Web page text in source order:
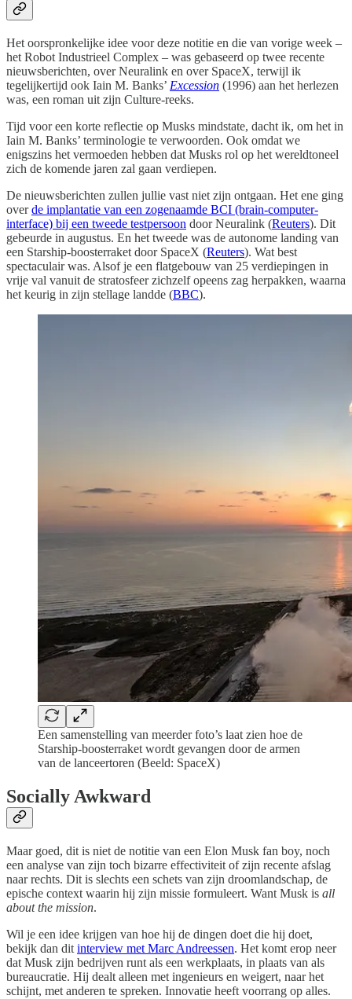
Het oorspronkelijke idee voor deze notitie en die van vorige week –
het Robot Industrieel Complex – was gebaseerd op twee recente
nieuwsberichten, over Neuralink en over SpaceX, terwijl ik
tegelijkertijd ook Iain M. Banks’ Excession (1996) aan het herlezen
was, een roman uit zijn Culture-reeks.
Tijd voor een korte reflectie op Musks mindstate, dacht ik, om het in
Iain M. Banks’ terminologie te verwoorden. Ook omdat we
enigszins het vermoeden hebben dat Musks rol op het wereldtoneel
zich de komende jaren zal gaan verdiepen.
De nieuwsberichten zullen jullie vast niet zijn ontgaan. Het ene ging
overde implantatie van een zogenaamde BCI (brain-computer-
interface) bij een tweede testpersoon door Neuralink (Reuters). Dit
gebeurde in augustus. En het tweede was de autonome landing van
een Starship-boosterraket door SpaceX (Reuters). Wat best
spectaculair was. Alsof je een flatgebouw van 25 verdiepingen in
vrije val vanuit de stratosfeer zichzelf opeens zag herpakken, waarna
het keurig in zijn stellage landde (BBC).
Een samenstelling van meerder foto’s laat zien hoe de
Starship-boosterraket wordt gevangen door de armen
van de lanceertoren (Beeld: SpaceX)
Socially Awkward
Maar goed, dit is niet de notitie van een Elon Musk fan boy, noch
een analyse van zijn toch bizarre effectiviteit of zijn recente afslag
naar rechts. Dit is slechts een schets van zijn droomlandschap, de
epische context waarin hij zijn missie formuleert. Want Musk is all
about the mission.
Wil je een idee krijgen van hoe hij de dingen doet die hij doet,
bekijk dan dit interview met Marc Andreessen. Het komt erop neer
dat Musk zijn bedrijven runt als een werkplaats, in plaats van als
bureaucratie. Hij dealt alleen met ingenieurs en weigert, naar het
schijnt, met anderen te spreken. Innovatie heeft voorrang op alles.